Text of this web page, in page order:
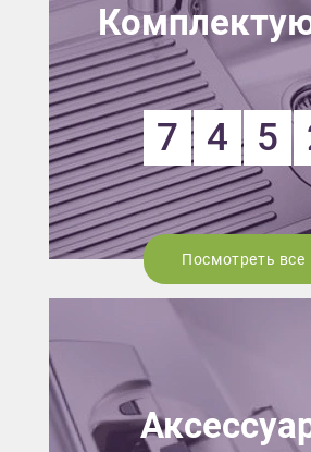
7 4 5
Посмотреть все